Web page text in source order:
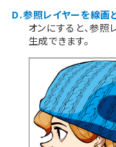
D.参照レイヤーを線画
オンにすると、参
生成できます。